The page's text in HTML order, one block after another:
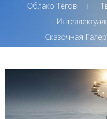
Облако Тегов
Сказочная